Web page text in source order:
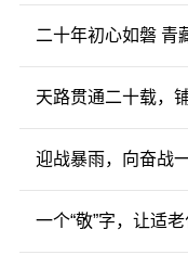
二十年初心如磐 青
天路贯通二十载，
迎战暴雨，向奋战
一个“敬”字，让适